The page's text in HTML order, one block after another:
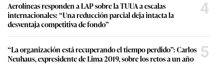
Aerolíneas responden a LAP sobre la TUUA a escalas
internacionales: “Una reducción parcial deja intacta la
desventaja competitiva de fondo”
4
“La organización está recuperando el tiempo perdido”: Carlos
Neuhaus, expresidente de Lima 2019, sobre los retos a un año
5